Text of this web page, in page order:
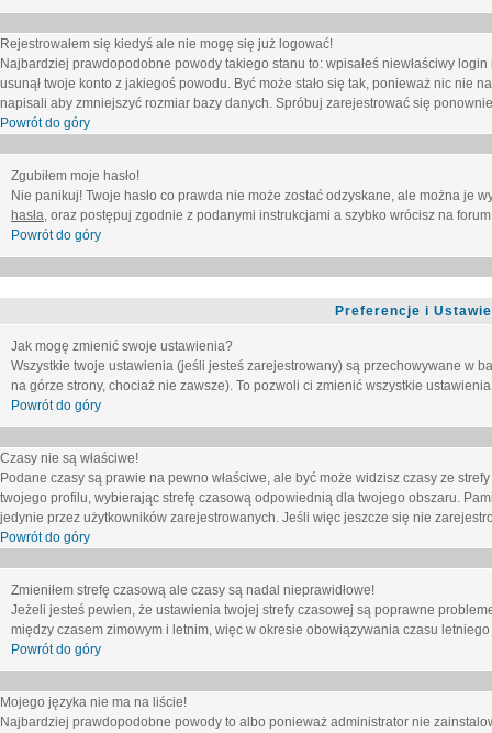
Rejestrowałem się kiedyś ale nie mogę się już logować!
Najbardziej prawdopodobne powody takiego stanu to: wpisałeś niewłaściwy
usunął twoje konto z jakiegoś powodu. Być może stało się tak, ponieważ nic nie
napisali aby zmniejszyć rozmiar bazy danych. Spróbuj zarejestrować się
Powrót do góry
Zgubiłem moje hasło!
Nie panikuj! Twoje hasło co prawda nie może zostać odzyskane, ale można je
hasła, oraz postępuj zgodnie z podanymi instrukcjami a szybko wrócisz na forum
Powrót do góry
Preferencje i
Jak mogę zmienić swoje ustawienia?
Wszystkie twoje ustawienia (jeśli jesteś zarejestrowany) są przechowywane w
na górze strony, chociaż nie zawsze). To pozwoli ci zmienić wszystkie
Powrót do góry
Czasy nie są właściwe!
Podane czasy są prawie na pewno właściwe, ale być może widzisz czasy ze
twojego profilu, wybierając strefę czasową odpowiednią dla twojego obszaru.
jedynie przez użytkowników zarejestrowanych. Jeśli więc jeszcze się nie
Powrót do góry
Zmieniłem strefę czasową ale czasy są nadal nieprawidłowe!
Jeżeli jesteś pewien, że ustawienia twojej strefy czasowej są poprawne
między czasem zimowym i letnim, więc w okresie obowiązywania czasu
Powrót do góry
Mojego języka nie ma na liście!
Najbardziej prawdopodobne powody to albo ponieważ administrator nie